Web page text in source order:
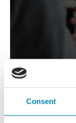
Consent